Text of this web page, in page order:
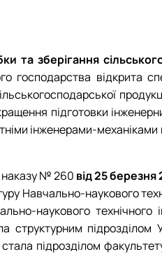
та зберігання
господарства відкрита
підготовки
інженерами-
наказу № 260 від 25
Навчально-наукового
наукового технічного
структурним підрозділом
підрозділом